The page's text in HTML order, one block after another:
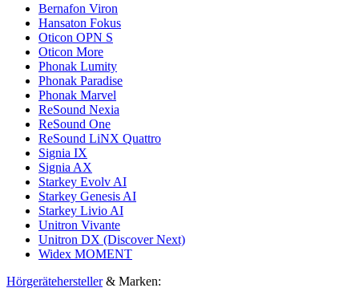
Bernafon Viron
Hansaton Fokus
Oticon OPN S
Oticon More
Phonak Lumity
Phonak Paradise
Phonak Marvel
ReSound Nexia
ReSound One
ReSound LiNX Quattro
Signia IX
Signia AX
Starkey Evolv AI
Starkey Genesis AI
Starkey Livio AI
Unitron Vivante
Unitron DX (Discover Next)
Widex MOMENT
Hörgerätehersteller& Marken: